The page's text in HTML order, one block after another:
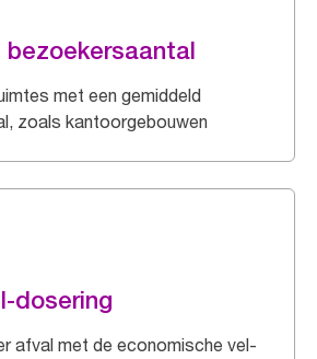
met een gemiddeld
zoals kantoorgebouwen
dosering
afval met de economische vel-